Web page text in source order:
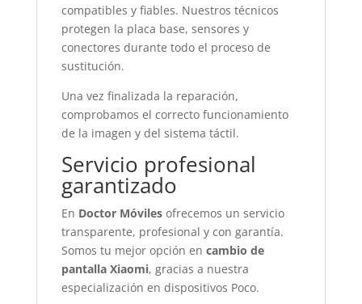
compatibles y fiables. Nuestros técnicos
protegen la placa base, sensores y
conectores durante todo el proceso de
sustitución.
Una vez finalizada la reparación,
comprobamos el correcto funcionamiento
de la imagen y del sistema táctil.
Servicio profesional
garantizado
En Doctor Móvilesofrecemos un servicio
transparente, profesional y con garantía.
Somos tu mejor opción en cambio de
pantalla Xiaomi, gracias a nuestra
especialización en dispositivos Poco.